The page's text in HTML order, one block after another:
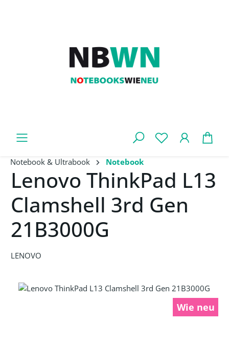
Notebook & Ultrabook Notebook
Lenovo ThinkPad L13
Clamshell 3rd Gen
21B3000G
LENOVO
Bildergalerie überspringen
Wie neu